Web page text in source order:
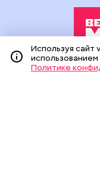
Издание создано
средств массовой
На сайте
(информационные
Используя сайт
Политике